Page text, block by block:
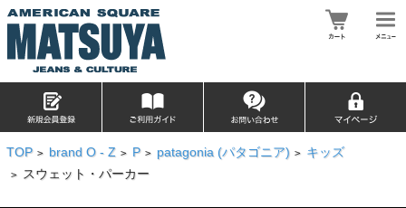
TOP > brand O - Z > P > patagonia (パタゴニア) > キッズ
> スウェット・パーカー